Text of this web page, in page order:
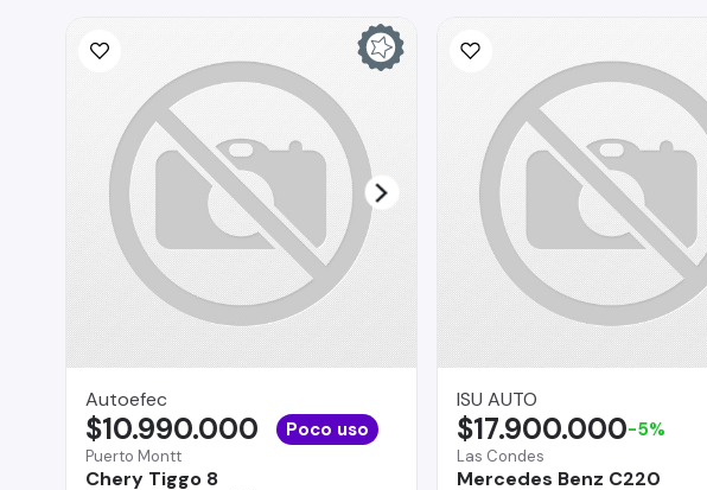
Autoefec
Puerto Montt
Chery Tiggo 8
$10.990.000 Poco uso
ISU AUTO
Las Condes
Mercedes Benz C220
$17.900.000-5%